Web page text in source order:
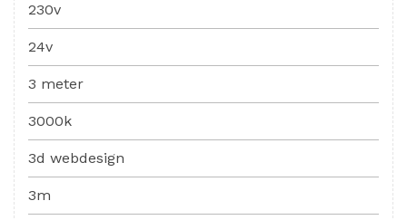
230v
24v
3 meter
3000k
3d webdesign
3m